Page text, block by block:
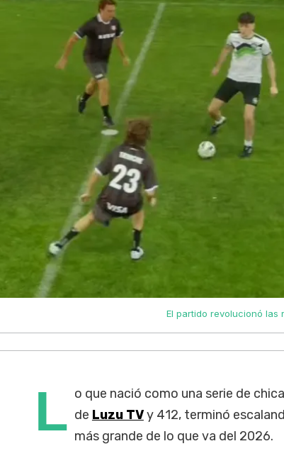
El partido revolucionó las
L o que nació como una serie de
de Luzu TVy 412, terminó
más grande de lo que va del 2026.